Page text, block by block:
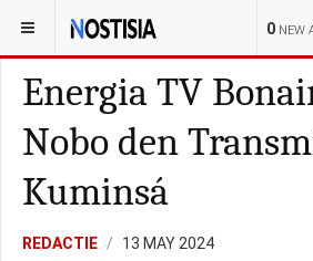
0 NEW
YOU ARE HERE: BONAIRE LOKAL
Energia TV
Nobo den
Kuminsá
REDACTIE 13 MAY 2024